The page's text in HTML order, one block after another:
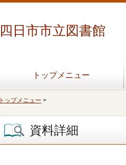
四日市市立図書館
トップメニュー
トップメニュー >
資料詳細